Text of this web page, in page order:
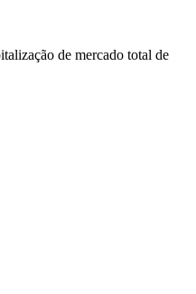
de mercado total de